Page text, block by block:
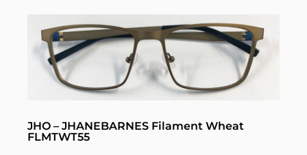
JHO – JHANEBARNES Filament Wheat
FLMTWT55